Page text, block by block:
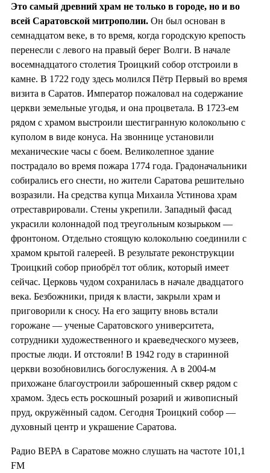
Это самый древний храм не только в городе, но и во
всей Саратовской митрополии. Он был основан в
семнадцатом веке, в то время, когда городскую крепость
перенесли с левого на правый берег Волги. В начале
восемнадцатого столетия Троицкий собор отстроили в
камне. В 1722 году здесь молился Пётр Первый во время
визита в Саратов. Император пожаловал на содержание
церкви земельные угодья, и она процветала. В 1723-ем
рядом с храмом выстроили шестигранную колокольню с
куполом в виде конуса. На звоннице установили
механические часы с боем. Великолепное здание
пострадало во время пожара 1774 года. Градоначальники
собирались его снести, но жители Саратова решительно
возразили. На средства купца Михаила Устинова храм
отреставрировали. Стены укрепили. Западный фасад
украсили колоннадой под треугольным козырьком —
фронтоном. Отдельно стоящую колокольню соединили с
храмом крытой галереей. В результате реконструкции
Троицкий собор приобрёл тот облик, который имеет
сейчас. Церковь чудом сохранилась в начале двадцатого
века. Безбожники, придя к власти, закрыли храм и
приговорили к сносу. На его защиту вновь встали
горожане — ученые Саратовского университета,
сотрудники художественного и краеведческого музеев,
простые люди. И отстояли! В 1942 году в старинной
церкви возобновились богослужения. А в 2004-м
прихожане благоустроили заброшенный сквер рядом с
храмом. Здесь есть роскошный розарий и живописный
пруд, окружённый садом. Сегодня Троицкий собор —
духовный центр и украшение Саратова.
Радио ВЕРА в Саратове можно слушать на частоте 101,1
FM